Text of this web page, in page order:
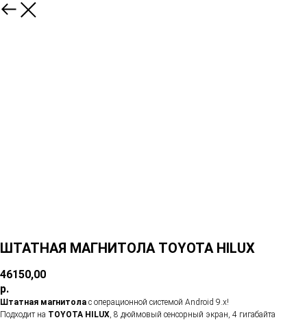
ШТАТНАЯ МАГНИТОЛА TOYOTA HILUX
46150,00
р.
Штатная магнитола с операционной системой Android 9.х!
Подходит на TOYOTA HILUX , 8 дюймовый сенсорный экран, 4 гигабайта